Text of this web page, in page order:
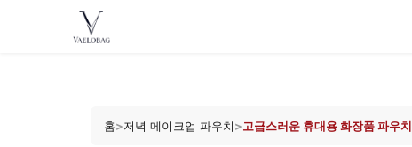
Vaelobag
홈>저녁 메이크업 파우치>고급스러운 휴대용 화장품 파우치